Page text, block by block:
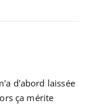
d'abord laissée
ça mérite